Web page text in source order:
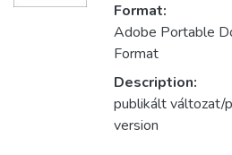
Format:
Adobe Portable
Format
Description:
publikált változat/
version